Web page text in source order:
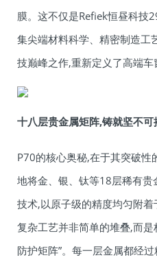
膜。这不仅是Refiek恒昼科技
集尖端材料科学、精密制造工
技巅峰之作,重新定义了高端车
十八层贵金属矩阵,铸就坚不
P70的核心奥秘,在于其突破性
地将金、银、钛等18层稀有
技术,以原子级的精度均匀附
复杂工艺并非简单的堆叠,而
防护矩阵”。每一层金属都经